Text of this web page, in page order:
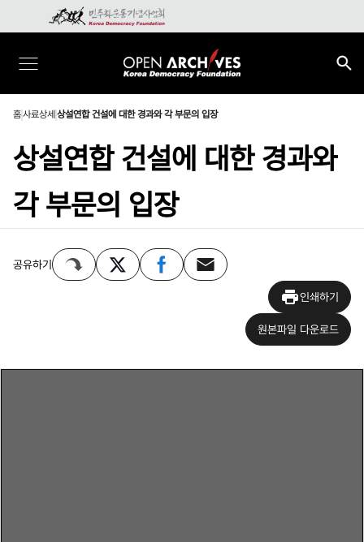
홈사료상세 상설연합 건설에 대한 경과와 각 부문의 입장
상설연합 건설에 대한 경과와
각 부문의 입장
공유하기
인쇄하기
원본파일 다운로드